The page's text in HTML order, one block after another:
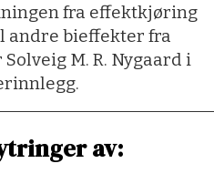
fra effektkjøring
andre bieffekter fra
M. R. Nygaard i
av: